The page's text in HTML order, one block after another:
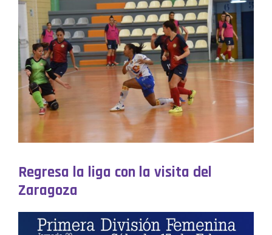
Regresa la liga con la visita del
Zaragoza